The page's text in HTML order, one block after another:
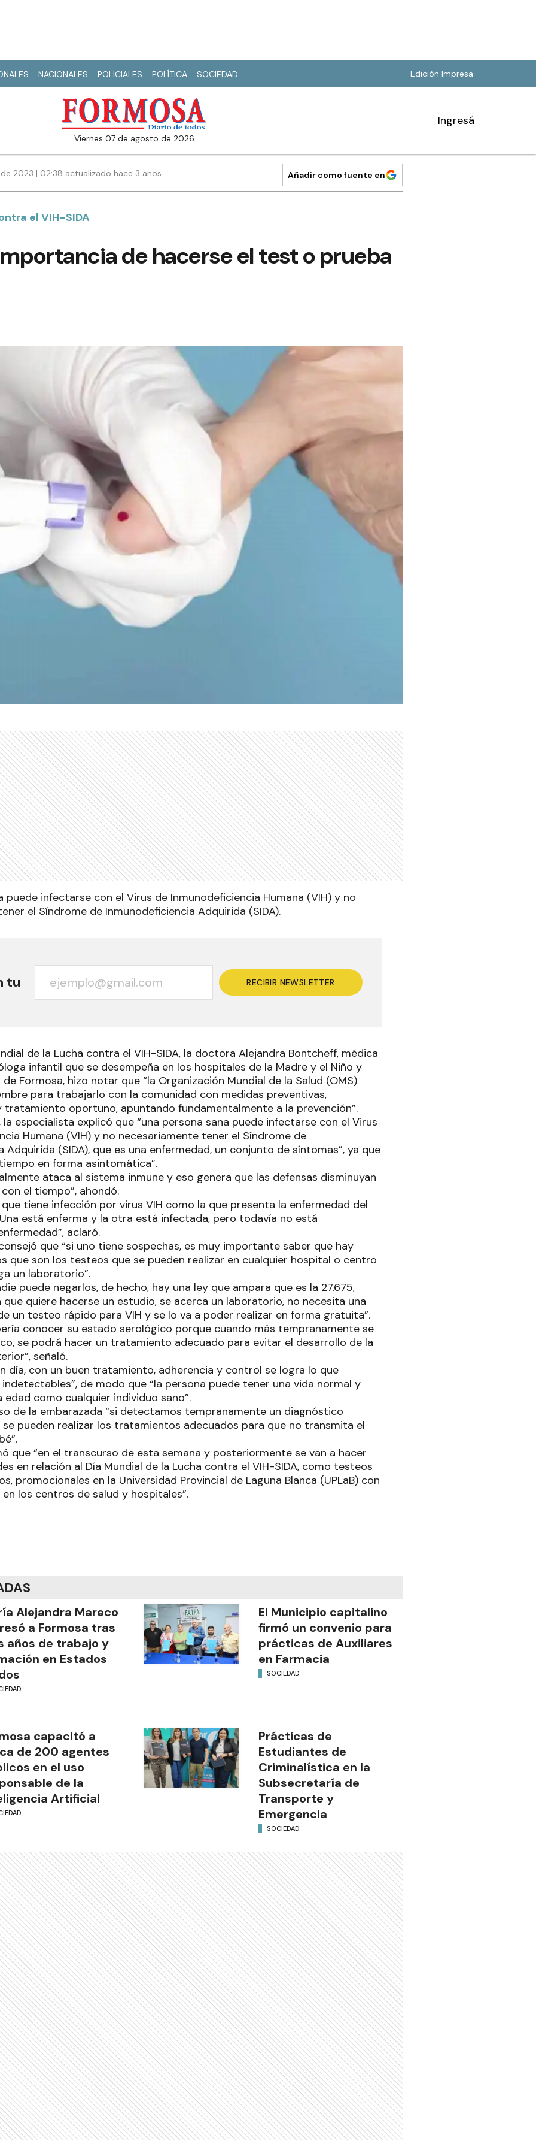
NACIONALES POLICIALES POLÍTICA SOCIEDAD Edición Impresa
viernes 07 de agosto de 2026
Ingresá
2023 | 02:38 actualizado hace 3 años Añadir como fuente en
el VIH-SIDA
de hacerse el test o prueba
puede infectarse con el Virus de Inmunodeficiencia Humana (VIH) y no
el Síndrome de Inmunodeficiencia Adquirida (SIDA).
tu RECIBIR NEWSLETTER
de la Lucha contra el VIH-SIDA, la doctora Alejandra Bontcheff, médica
infantil que se desempeña en los hospitales de la Madre y el Niño y
Formosa, hizo notar que “la Organización Mundial de la Salud (OMS)
para trabajarlo con la comunidad con medidas preventivas,
oportuno, apuntando fundamentalmente a la prevención”.
la especialista explicó que “una persona sana puede infectarse con el Virus
Humana (VIH) y no necesariamente tener el Síndrome de
Adquirida (SIDA), que es una enfermedad, un conjunto de síntomas”, ya que
en forma asintomática”.
ataca al sistema inmune y eso genera que las defensas disminuyan
el tiempo”, ahondó.
tiene infección por virus VIH como la que presenta la enfermedad del
está enferma y la otra está infectada, pero todavía no está
aclaró.
que “si uno tiene sospechas, es muy importante saber que hay
que son los testeos que se pueden realizar en cualquier hospital o centro
un laboratorio”.
puede negarlos, de hecho, hay una ley que ampara que es la 27.675,
quiere hacerse un estudio, se acerca un laboratorio, no necesita una
un testeo rápido para VIH y se lo va a poder realizar en forma gratuita”.
conocer su estado serológico porque cuando más tempranamente se
se podrá hacer un tratamiento adecuado para evitar el desarrollo de la
señaló.
día, con un buen tratamiento, adherencia y control se logra lo que
de modo que “la persona puede tener una vida normal y
como cualquier individuo sano”.
de la embarazada “si detectamos tempranamente un diagnóstico
pueden realizar los tratamientos adecuados para que no transmita el
que “en el transcurso de esta semana y posteriormente se van a hacer
en relación al Día Mundial de la Lucha contra el VIH-SIDA, como testeos
promocionales en la Universidad Provincial de Laguna Blanca (UPLaB) con
los centros de salud y hospitales”.
Alejandra Mareco
a Formosa tras
años de trabajo y
en Estados
El Municipio capitalino
firmó un convenio para
prácticas de Auxiliares
en Farmacia
SOCIEDAD
capacitó a
de 200 agentes
en el uso
de la
Artificial
Prácticas de
Estudiantes de
Criminalística en la
Subsecretaría de
Transporte y
Emergencia
SOCIEDAD